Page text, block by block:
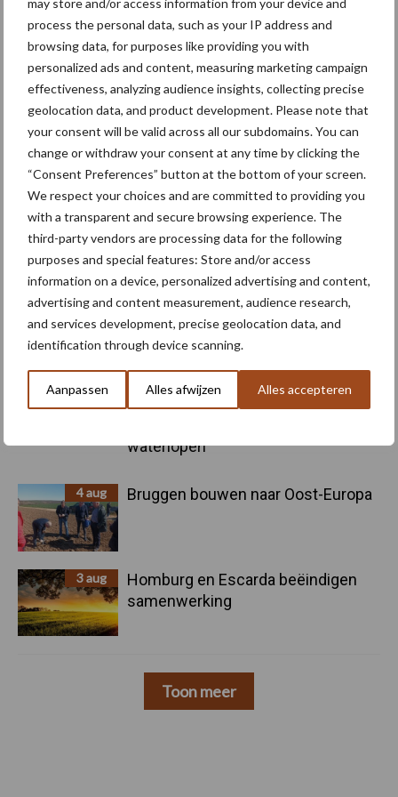
process the personal data, such as your IP address and
browsing data, for purposes like providing you with
personalized ads and content, measuring marketing campaign
effectiveness, analyzing audience insights, collecting precise
geolocation data, and product development. Please note that
your consent will be valid across all our subdomains. You can
change or withdraw your consent at any time by clicking the
“Consent Preferences” button at the bottom of your screen.
We respect your choices and are committed to providing you
with a transparent and secure browsing experience. The
third-party vendors are processing data for the following
purposes and special features: Store and/or access
information on a device, personalized advertising and content,
advertising and content measurement, audience research,
and services development, precise geolocation data, and
identification through device scanning.
Aanpassen Alles afwijzen Alles accepteren
Primaire
Sidebar
Recent nieuws Partner nieuws
"Hoge verwachtingen van schijven
voor kouters"
Nieuwe compacte gedragen
pootcombinatie van AVR
Provincie Antwerpen breidt
onttrekkingsverbod uit: geen water
waterlopen
4 aug Bruggen bouwen naar Oost-Europa
3 aug
Homburg en Escarda beëindigen
samenwerking
Toon meer
Toon meer